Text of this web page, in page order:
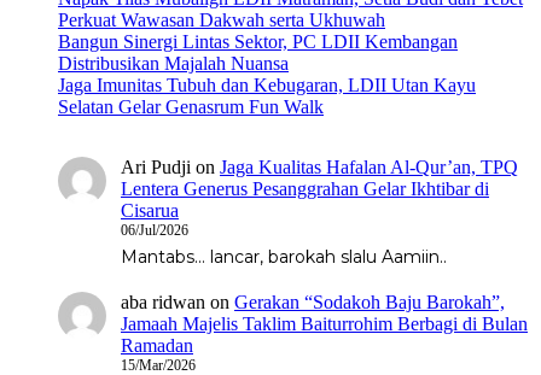
Perkuat Wawasan Dakwah serta Ukhuwah
Bangun Sinergi Lintas Sektor, PC LDII Kembangan
Distribusikan Majalah Nuansa
Jaga Imunitas Tubuh dan Kebugaran, LDII Utan Kayu
Selatan Gelar Genasrum Fun Walk
Ari Pudji on Jaga Kualitas Hafalan Al-Qur’an, TPQ
Lentera Generus Pesanggrahan Gelar Ikhtibar di
Cisarua
06/Jul/2026
Mantabs... lancar, barokah slalu Aamiin..
aba ridwan on Gerakan “Sodakoh Baju Barokah”,
Jamaah Majelis Taklim Baiturrohim Berbagi di Bulan
Ramadan
15/Mar/2026